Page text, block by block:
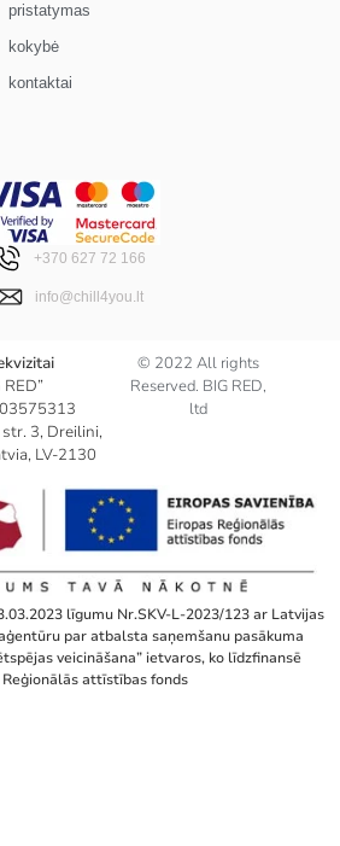
pristatymas
kokybė
kontaktai
+370 627 72 166
info@chill4you.lt
RED”
3, Dreilini,
LV-2130
© 2022 All rights
Reserved. BIG RED,
ltd
līgumu Nr.SKV-L-2023/123 ar Latvijas
par atbalsta saņemšanu pasākuma
veicināšana” ietvaros, ko līdzfinansē
Reģionālās attīstības fonds